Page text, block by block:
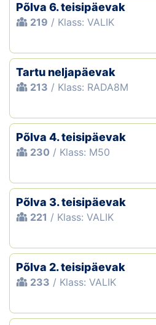
Põlva 6. teisipäevak
219 / Klass: VALIK
Tartu neljapäevak
213 / Klass: RADA8M
Põlva 4. teisipäevak
230 / Klass: M50
Põlva 3. teisipäevak
221 / Klass: VALIK
Põlva 2. teisipäevak
233 / Klass: VALIK